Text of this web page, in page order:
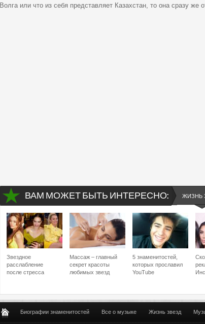
Волга или что из себя представляет Казахстан, то она сразу же
ВАМ МОЖЕТ БЫТЬ ИНТЕРЕСНО: ЖИЗНЬ
Звездное
расслабление
после стресса
Массаж – главный
секрет красоты
любимых звезд
5 знаменитостей,
которых прославил
YouTube
Биографии знаменитостей Все о музыке Жизнь звезд